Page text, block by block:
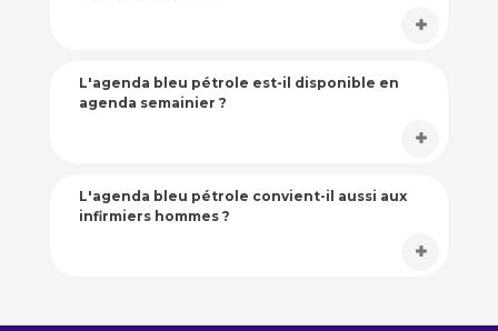
L'agenda bleu pétrole est-il disponible en
agenda semainier ?
L'agenda bleu pétrole convient-il aussi aux
infirmiers hommes ?